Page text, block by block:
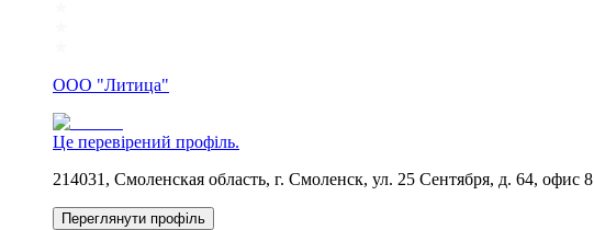
ООО "Литица"
Це перевірений профіль.
214031, Смоленская область, г. Смоленск, ул. 25 Сентября, д. 64, офис 8
Переглянути профіль